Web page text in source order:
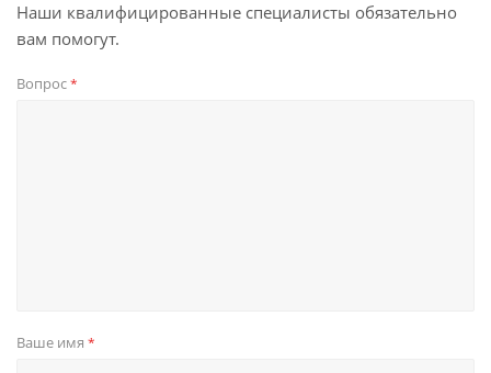
Наши квалифицированные специалисты обязательно
вам помогут.
Вопрос*
Ваше имя *